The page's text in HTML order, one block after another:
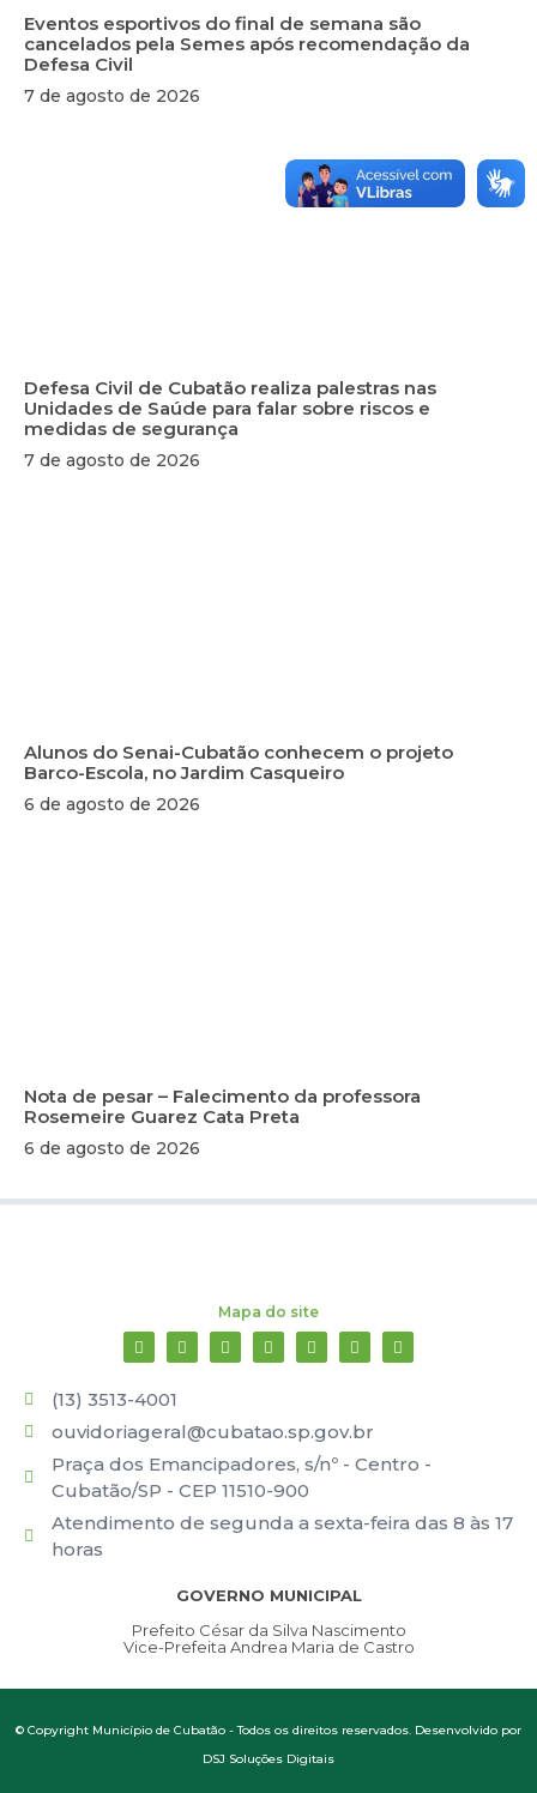
Eventos esportivos do final de semana são
cancelados pela Semes após recomendação da
Defesa Civil
7 de agosto de 2026
Defesa Civil de Cubatão realiza palestras nas
Unidades de Saúde para falar sobre riscos e
medidas de segurança
7 de agosto de 2026
Alunos do Senai-Cubatão conhecem o projeto
Barco-Escola, no Jardim Casqueiro
6 de agosto de 2026
Nota de pesar – Falecimento da professora
Rosemeire Guarez Cata Preta
6 de agosto de 2026
Mapa do site
(13) 3513-4001
ouvidoriageral@cubatao.sp.gov.br
Praça dos Emancipadores, s/nº - Centro -
Cubatão/SP - CEP 11510-900
Atendimento de segunda a sexta-feira das 8 às 17
horas
GOVERNO MUNICIPAL
Prefeito César da Silva Nascimento
Vice-Prefeita Andrea Maria de Castro
© Copyright Município de Cubatão - Todos os direitos reservados. Desenvolvido por
DSJ Soluções Digitais